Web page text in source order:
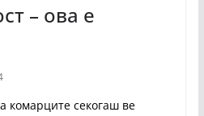
– ова е
комарците секогаш ве